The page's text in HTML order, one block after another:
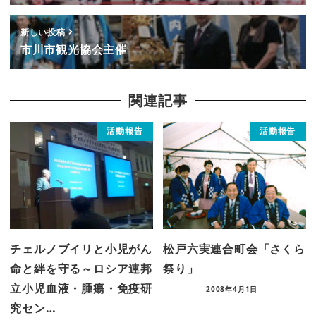
新しい投稿
市川市観光協会主催
関連記事
活動報告
チェルノブイリと小児がん
命と絆を守る～ロシア連邦
立小児血液・腫瘍・免疫研
究セン…
活動報告
松戸六実連合町会「さくら
祭り」
2008年4月1日